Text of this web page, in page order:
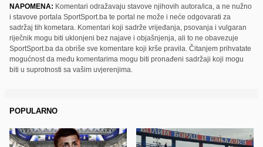
NAPOMENA: Komentari odražavaju stavove njihovih autora/ica, a ne nužno
i stavove portala SportSport.ba te portal ne može i neće odgovarati za
sadržaj tih kometara. Komentari koji sadrže vrijeđanja, psovanja i vulgaran
riječnik mogu biti uklonjeni bez najave i objašnjenja, ali to ne obavezuje
SportSport.ba da obriše sve komentare koji krše pravila. Čitanjem prihvatate
mogućnost da među komentarima mogu biti pronađeni sadržaji koji mogu
biti u suprotnosti sa vašim uvjerenjima.
POPULARNO